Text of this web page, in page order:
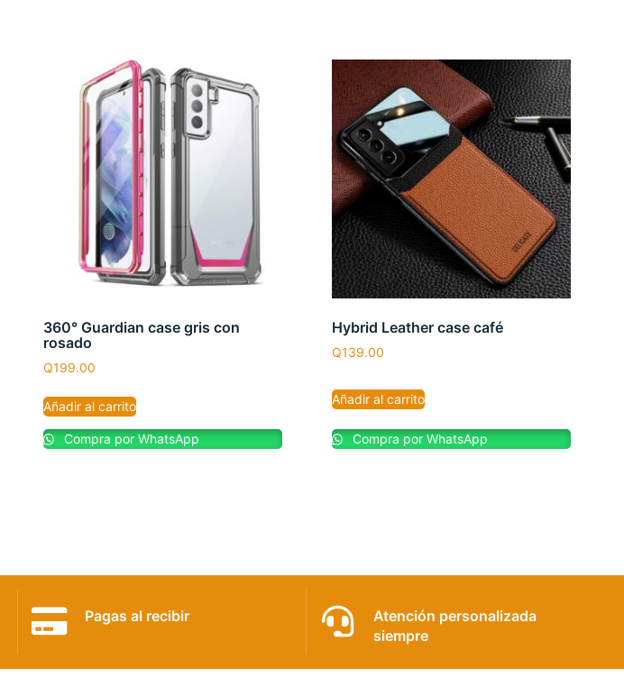
360° Guardian case gris con
rosado
Q199.00
Añadir al carrito
Compra por WhatsApp
Hybrid Leather case café
Q139.00
Añadir al carrito
Compra por WhatsApp
Pagas al recibir
Atención personalizada
siempre